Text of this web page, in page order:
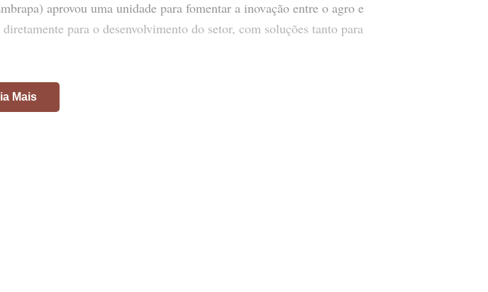
aprovou uma unidade para fomentar a inovação entre o agro e
para o desenvolvimento do setor, com soluções tanto para
Mais